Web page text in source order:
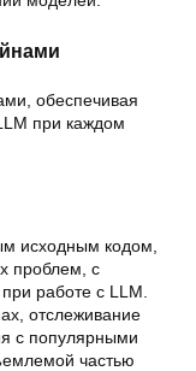
обеспечивая
при каждом
исходным кодом,
проблем, с
работе с LLM.
отслеживание
с популярными
частью